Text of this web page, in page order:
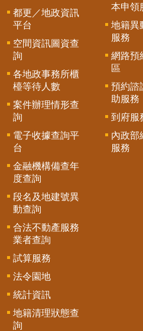
都更／地政資訊
平台
空間資訊圖資查
詢
各地政事務所櫃
檯等待人數
案件辦理情形查
詢
電子收據查詢平
台
金融機構備查年
度查詢
段名及地建號異
動查詢
合法不動產服務
業者查詢
試算服務
法令園地
統計資訊
地籍清理狀態查
詢
本申領
地籍異
服務
網路預
區
預約諮
助服務
到府服
內政部
服務